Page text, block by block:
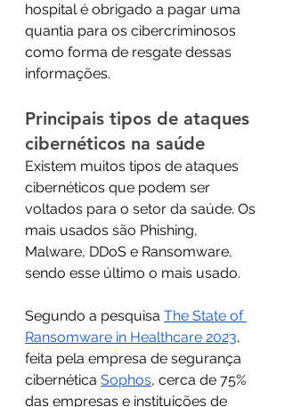
hospital é obrigado a pagar uma
quantia para os cibercriminosos
como forma de resgate dessas
informações.
Principais tipos de ataques
cibernéticos na saúde
Existem muitos tipos de ataques
cibernéticos que podem ser
voltados para o setor da saúde. Os
mais usados são Phishing,
Malware, DDoS e Ransomware,
sendo esse último o mais usado.
Segundo a pesquisa The State of
Ransomware in Healthcare 2023,
feita pela empresa de segurança
cibernética Sophos, cerca de 75%
das empresas e instituições de